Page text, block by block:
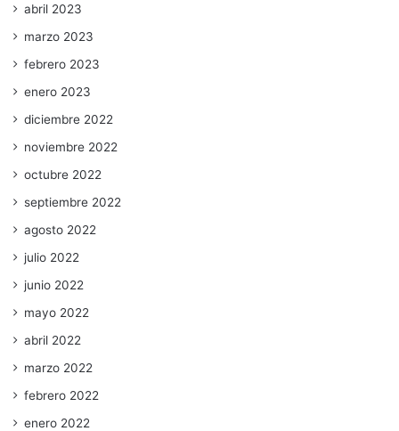
abril 2023
marzo 2023
febrero 2023
enero 2023
diciembre 2022
noviembre 2022
octubre 2022
septiembre 2022
agosto 2022
julio 2022
junio 2022
mayo 2022
abril 2022
marzo 2022
febrero 2022
enero 2022